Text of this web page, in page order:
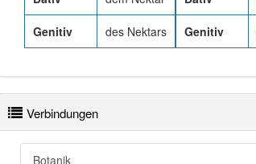
Genitiv des Nektars Genitiv
Verbindungen
Botanik